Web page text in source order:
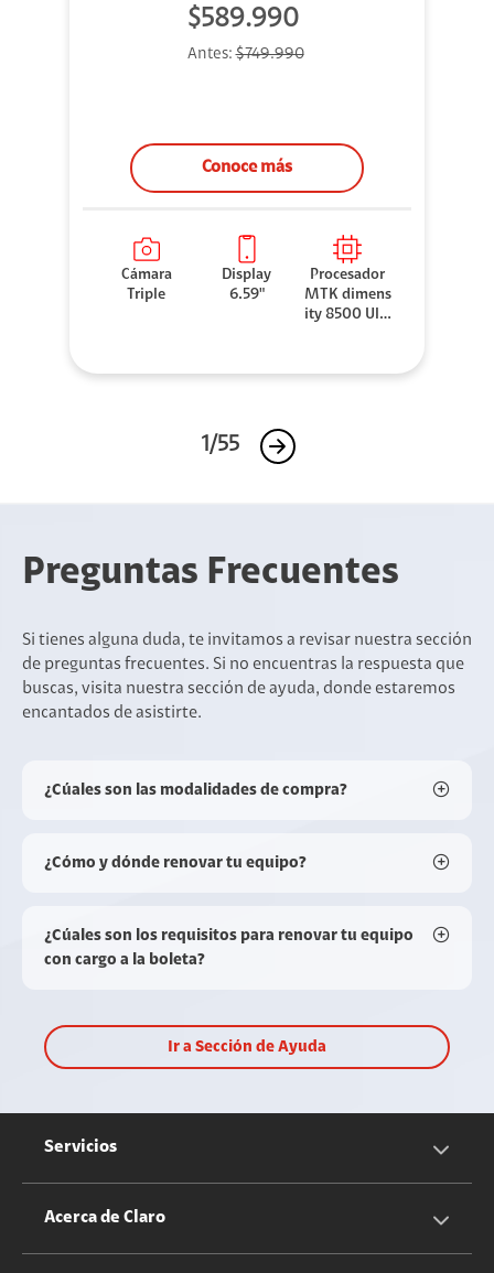
$589.990
Antes:$749.990
Conoce más
Cámara
Triple
Display
6.59"
Procesador
MTK dimens
ity 8500 Ultr
1/55
Preguntas Frecuentes
Si tienes alguna duda, te invitamos a revisar nuestra sección
de preguntas frecuentes. Si no encuentras la respuesta que
buscas, visita nuestra sección de ayuda, donde estaremos
encantados de asistirte.
¿Cúales son las modalidades de compra?
¿Cómo y dónde renovar tu equipo?
¿Cúales son los requisitos para renovar tu equipo
con cargo a la boleta?
Ir a Sección de Ayuda
Servicios
Servicios Móviles
Acerca de Claro